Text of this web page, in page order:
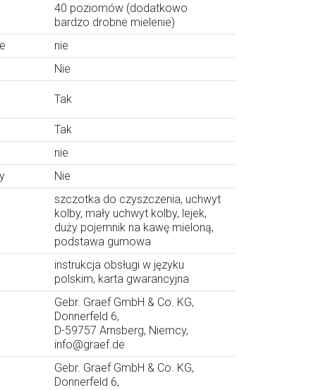
40 poziomów (dodatkowo
bardzo drobne mielenie)
nie
Nie
Tak
Tak
nie
Nie
szczotka do czyszczenia, uchwyt
kolby, mały uchwyt kolby, lejek,
duży pojemnik na kawę mieloną,
podstawa gumowa
instrukcja obsługi w języku
polskim, karta gwarancyjna
Gebr. Graef GmbH & Co. KG,
Donnerfeld 6,
D-59757 Arnsberg, Niemcy,
info@graef.de
Gebr. Graef GmbH & Co. KG,
Donnerfeld 6,